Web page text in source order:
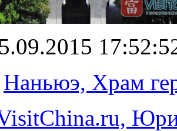
Наньюэ, Храм